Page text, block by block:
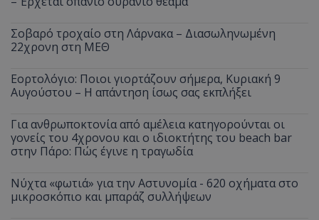
Σοβαρό τροχαίο στη Λάρνακα – Διασωληνωμένη
22χρονη στη ΜΕΘ
Εορτολόγιο: Ποιοι γιορτάζουν σήμερα, Κυριακή 9
Αυγούστου – Η απάντηση ίσως σας εκπλήξει
Για ανθρωποκτονία από αμέλεια κατηγορούνται οι
γονείς του 4χρονου και ο ιδιοκτήτης του beach bar
στην Πάρο: Πώς έγινε η τραγωδία
Νύχτα «φωτιά» για την Αστυνομία - 620 οχήματα στο
μικροσκόπιο και μπαράζ συλλήψεων